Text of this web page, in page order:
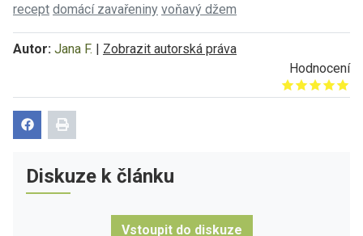
recept domácí zavařeniny voňavý džem
Autor: Jana F. | Zobrazit autorská práva
Hodnocení
Give it 1/5
Give it 2/5
Give it 3/5
Give it 4/5
Give it 5/5
Diskuze k článku
Vstoupit do diskuze